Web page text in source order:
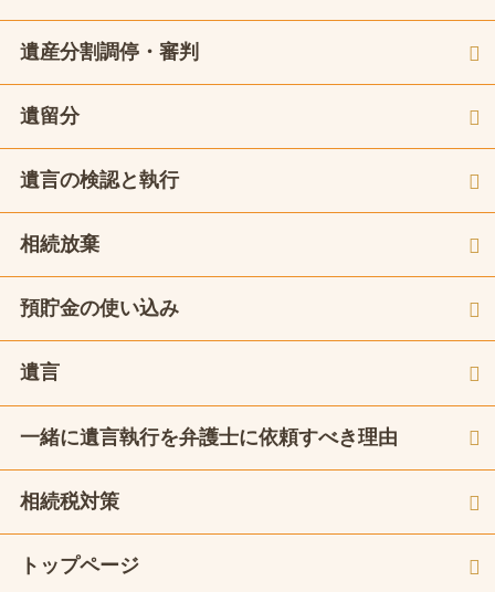
遺産分割調停・審判
遺留分
遺言の検認と執行
相続放棄
預貯金の使い込み
遺言
一緒に遺言執行を弁護士に依頼すべき理由
相続税対策
トップページ